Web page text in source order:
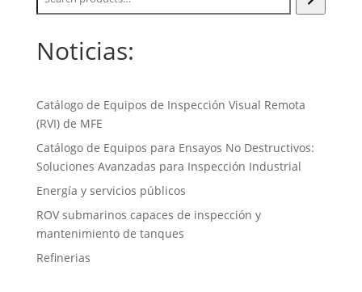
Noticias:
Catálogo de Equipos de Inspección Visual Remota
(RVI) de MFE
Catálogo de Equipos para Ensayos No Destructivos:
Soluciones Avanzadas para Inspección Industrial
Energía y servicios públicos
ROV submarinos capaces de inspección y
mantenimiento de tanques
Refinerias